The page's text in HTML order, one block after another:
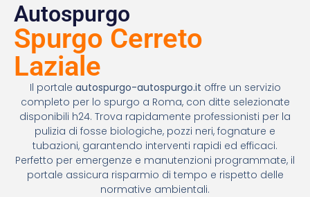
Autospurgo
Spurgo Cerreto
Laziale
Il portale autospurgo-autospurgo.it offre un servizio
completo per lo spurgo a Roma, con ditte selezionate
disponibili h24. Trova rapidamente professionisti per la
pulizia di fosse biologiche, pozzi neri, fognature e
tubazioni, garantendo interventi rapidi ed efficaci.
Perfetto per emergenze e manutenzioni programmate, il
portale assicura risparmio di tempo e rispetto delle
normative ambientali.